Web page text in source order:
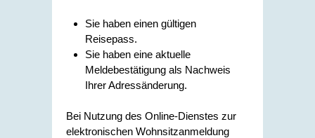
Sie haben einen gültigen
Reisepass.
Sie haben eine aktuelle
Meldebestätigung als Nachweis
Ihrer Adressänderung.
Bei Nutzung des Online-Dienstes zur
elektronischen Wohnsitzanmeldung